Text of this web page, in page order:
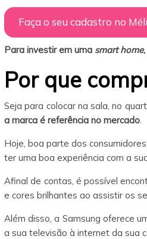
Faça o seu cadastro no
Para investir em uma smart home
Por que
Seja para colocar na sala, no
a marca é referência no mercado
Hoje, boa parte dos
ter uma boa experiência com a
Afinal de contas, é possível
e cores brilhantes ao assistir os
Além disso, a Samsung oferece
a sua televisão à internet da sua